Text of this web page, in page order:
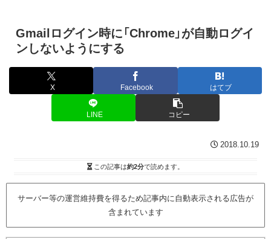
Gmailログイン時に「Chrome」が自動ログイ
ンしないようにする
X Facebook はてブ
LINE コピー
2018.10.19
この記事は約2分で読めます。
サーバー等の運営維持費を得るため記事内に自動表示される広告が
含まれています